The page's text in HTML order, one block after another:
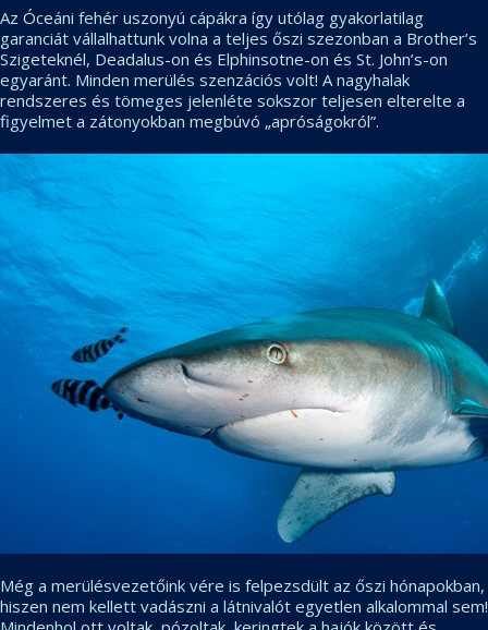
Az Óceáni fehér uszonyú cápákra így utólag gyakorlatilag
garanciát vállalhattunk volna a teljes őszi szezonban a Brother’s
Szigeteknél, Deadalus-on és Elphinsotne-on és St. John’s-on
egyaránt. Minden merülés szenzációs volt! A nagyhalak
rendszeres és tömeges jelenléte sokszor teljesen elterelte a
figyelmet a zátonyokban megbúvó „apróságokról”.
Még a merülésvezetőink vére is felpezsdült az őszi hónapokban,
hiszen nem kellett vadászni a látnivalót egyetlen alkalommal sem!